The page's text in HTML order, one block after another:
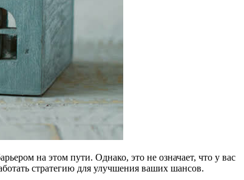
на этом пути. Однако, это не означает, что у вас
стратегию для улучшения ваших шансов.